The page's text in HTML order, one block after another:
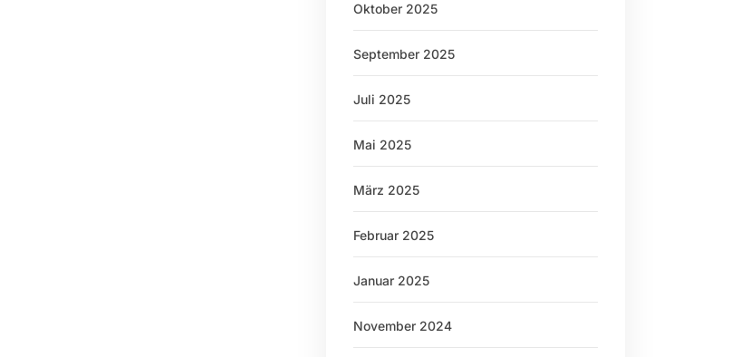
Oktober 2025
September 2025
Juli 2025
Mai 2025
März 2025
Februar 2025
Januar 2025
November 2024